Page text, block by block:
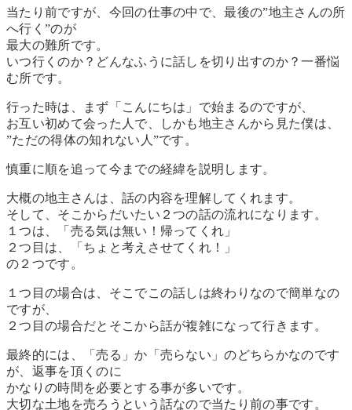
当たり前ですが、今回の仕事の中で、最後の”地主さんの所
へ行く”のが
最大の難所です。
いつ行くのか？どんなふうに話しを切り出すのか？一番悩
む所です。
行った時は、まず「こんにちは」で始まるのですが、
お互い初めて会った人で、しかも地主さんから見た僕は、
”ただの得体の知れない人”です。
慎重に順を追って今までの経緯を説明します。
大概の地主さんは、話の内容を理解してくれます。
そして、そこからだいたい２つの話の流れになります。
１つは、「売る気は無い！帰ってくれ」
２つ目は、「ちょと考えさせてくれ！」
の２つです。
１つ目の場合は、そこでこの話しは終わりなので簡単なの
ですが、
２つ目の場合だとそこから話が複雑になって行きます。
最終的には、「売る」か「売らない」のどちらかなのです
が、返事を頂くのに
かなりの時間を必要とする事が多いです。
大切な土地を売ろうという話なので当たり前の事です。